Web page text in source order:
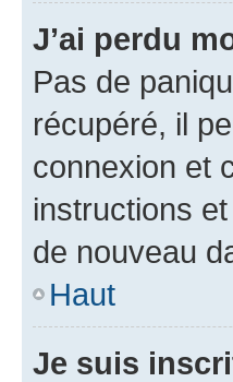
J’ai perdu
Pas de
récupéré, il
connexion et
instructions
de nouveau
Haut
Je suis